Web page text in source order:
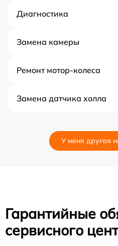
Диагностика
Замена камеры
Ремонт мотор-колеса
Замена датчика холла
У меня другая
Гарантийные
сервисного